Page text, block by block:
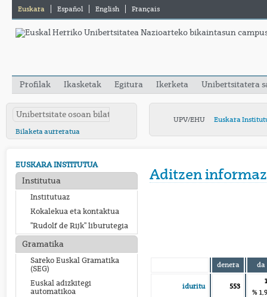
Euskara Español English Français
Profilak Ikasketak Egitura Ikerketa Unibertsitatera
Bilaketa aurreratua
UPV/EHU Euskara
EUSKARA INSTITUTUA
Institutua
Institutuaz
Kokalekua eta kontaktua
"Rudolf de Rijk" liburutegia
Gramatika
Sareko Euskal Gramatika
(SEG)
Euskal adizkitegi
automatikoa
Aditzen
denera da
iduritu 553
%